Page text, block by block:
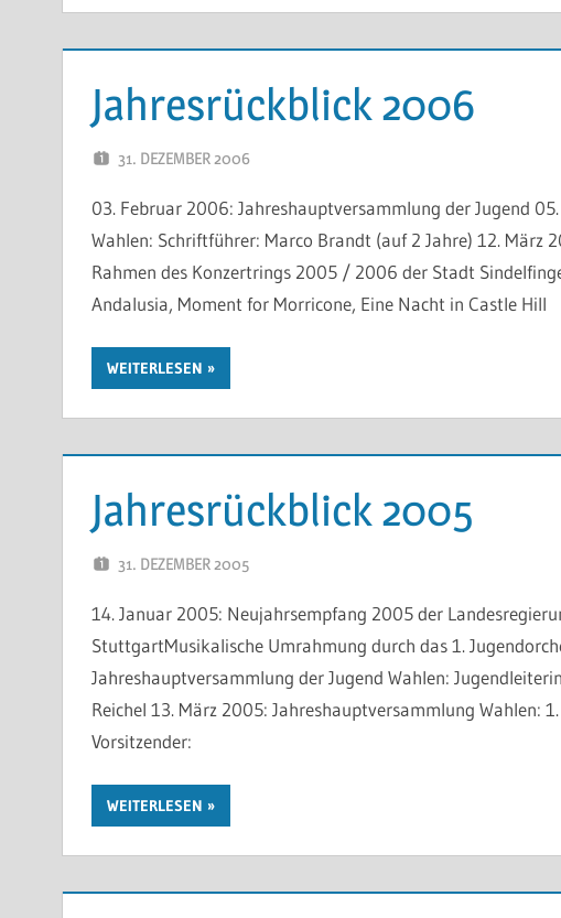
Jahresrückblick 2006
31. DEZEMBER 2006
03. Februar 2006: Jahreshauptversammlung der Jugend
Wahlen: Schriftführer: Marco Brandt (auf 2 Jahre) 12. März
Rahmen des Konzertrings 2005 / 2006 der Stadt
Andalusia, Moment for Morricone, Eine Nacht in Castle Hill
WEITERLESEN
Jahresrückblick 2005
31. DEZEMBER 2005
14. Januar 2005: Neujahrsempfang 2005 der
StuttgartMusikalische Umrahmung durch das 1.
Jahreshauptversammlung der Jugend Wahlen:
Reichel 13. März 2005: Jahreshauptversammlung Wahlen:
Vorsitzender:
WEITERLESEN